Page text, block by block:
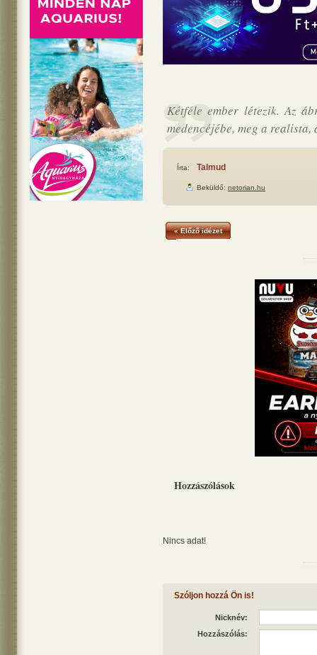
Kétféle ember létezik. Az
medencéjébe, meg a
Írta: Talmud
Beküldő: netorian.hu
« Előző idézet
Hozzászólások
Nincs adat!
Szóljon hozzá Ön is!
Nicknév:
Hozzászólás: